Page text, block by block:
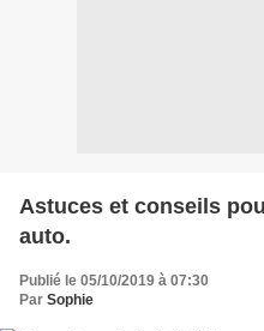
Astuces et conseils
auto.
Publié le 05/10/2019 à 07:30
Par Sophie